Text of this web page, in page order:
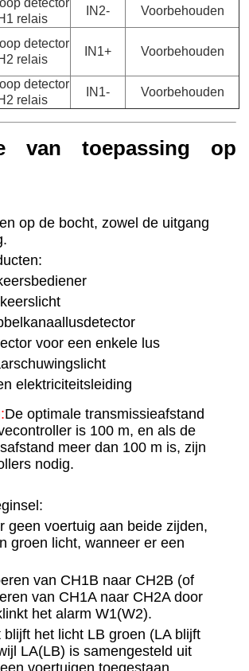
detector
relais
IN2-
Voorbehouden
detector
relais
IN1+ Voorbehouden
detector
relais
IN1- Voorbehouden
van toepassing op
op de bocht, zowel de uitgang
voor een enkele lus
elektriciteitsleiding
De optimale transmissieafstand
is 100 m, en als de
meer dan 100 m is, zijn
nodig.
geen voertuig aan beide zijden,
groen licht, wanneer er een
van CH1B naar CH2B (of
van CH1A naar CH2A door
het alarm W1(W2).
blijft het licht LB groen (LA blijft
LA(LB) is samengesteld uit